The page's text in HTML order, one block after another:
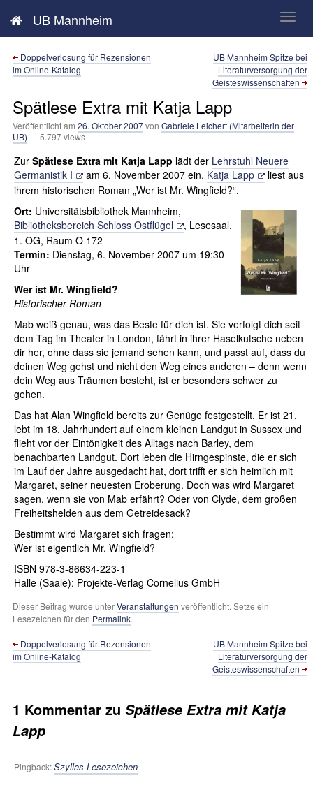
UB Mannheim
Neues aus der UB Mannheim
Doppelverlosung für Rezensionen
im Online-Katalog
UB Mannheim Spitze bei
Literaturversorgung der
Geisteswissenschaften
Spätlese Extra mit Katja Lapp
Veröffentlicht am 26. Oktober 2007von Gabriele Leichert (Mitarbeiterin der
UB) —5.797 views
Zur Spätlese Extra mit Katja Lapp lädt der Lehrstuhl Neuere
Germanistik I
am 6. November 2007 ein. Katja Lapp
liest aus
ihrem historischen Roman „Wer ist Mr. Wingfield?“.
Ort: Universitätsbibliothek Mannheim,
Bibliotheksbereich Schloss Ostflügel
, Lesesaal,
1. OG, Raum O 172
Termin: Dienstag, 6. November 2007 um 19:30
Uhr
Wer ist Mr. Wingfield?
Historischer Roman
Mab weiß genau, was das Beste für dich ist. Sie verfolgt dich seit
dem Tag im Theater in London, fährt in ihrer Haselkutsche neben
dir her, ohne dass sie jemand sehen kann, und passt auf, dass du
deinen Weg gehst und nicht den Weg eines anderen – denn wenn
dein Weg aus Träumen besteht, ist er besonders schwer zu
gehen.
Das hat Alan Wingfield bereits zur Genüge festgestellt. Er ist 21,
lebt im 18. Jahrhundert auf einem kleinen Landgut in Sussex und
flieht vor der Eintönigkeit des Alltags nach Barley, dem
benachbarten Landgut. Dort leben die Hirngespinste, die er sich
im Lauf der Jahre ausgedacht hat, dort trifft er sich heimlich mit
Margaret, seiner neuesten Eroberung. Doch was wird Margaret
sagen, wenn sie von Mab erfährt? Oder von Clyde, dem großen
Freiheitshelden aus dem Getreidesack?
Bestimmt wird Margaret sich fragen:
Wer ist eigentlich Mr. Wingfield?
ISBN 978-3-86634-223-1
Halle (Saale): Projekte-Verlag Cornelius GmbH
Dieser Beitrag wurde unterVeranstaltungen veröffentlicht. Setze ein
Lesezeichen für den Permalink.
Doppelverlosung für Rezensionen
im Online-Katalog
UB Mannheim Spitze bei
Literaturversorgung der
Geisteswissenschaften
1 Kommentar zu Spätlese Extra mit Katja
Lapp
Pingback:Szyllas Lesezeichen